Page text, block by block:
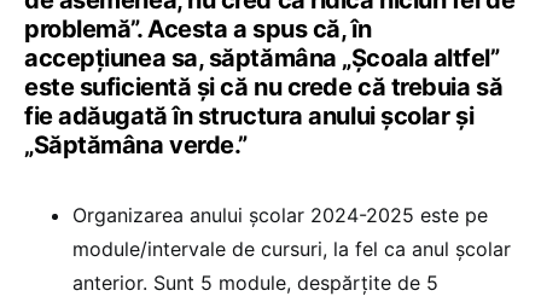
problemă”. Acesta a spus că, în
accepțiunea sa, săptămâna „Școala altfel”
este suficientă și că nu crede că trebuia să
fie adăugată în structura anului școlar și
„Săptămâna verde.”
Organizarea anului școlar 2024-2025 este pe
module/intervale de cursuri, la fel ca anul școlar
anterior. Sunt 5 module, despărțite de 5